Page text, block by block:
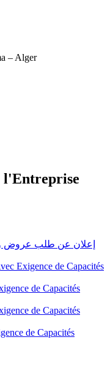
– Alger
l'Entreprise
إعلان عن طلب عروض
Exigence de Capacités
de Capacités
de Capacités
de Capacités